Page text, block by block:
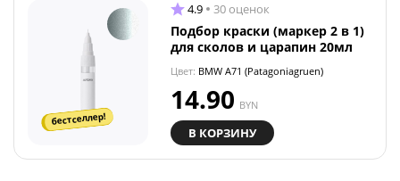
бестселлер!
4.9 30 оценок
Подбор краски (маркер 2 в 1)
для сколов и царапин 20мл
Цвет: BMW A71 (Patagoniagruen)
14.90 BYN
В КОРЗИНУ